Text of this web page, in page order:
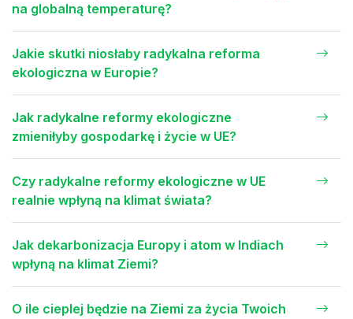
na globalną temperaturę?
Jakie skutki niosłaby radykalna reforma
ekologiczna w Europie?
Jak radykalne reformy ekologiczne
zmieniłyby gospodarkę i życie w UE?
Czy radykalne reformy ekologiczne w UE
realnie wpłyną na klimat świata?
Jak dekarbonizacja Europy i atom w Indiach
wpłyną na klimat Ziemi?
O ile cieplej będzie na Ziemi za życia Twoich